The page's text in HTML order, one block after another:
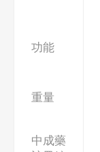
功能
重量
中成藥